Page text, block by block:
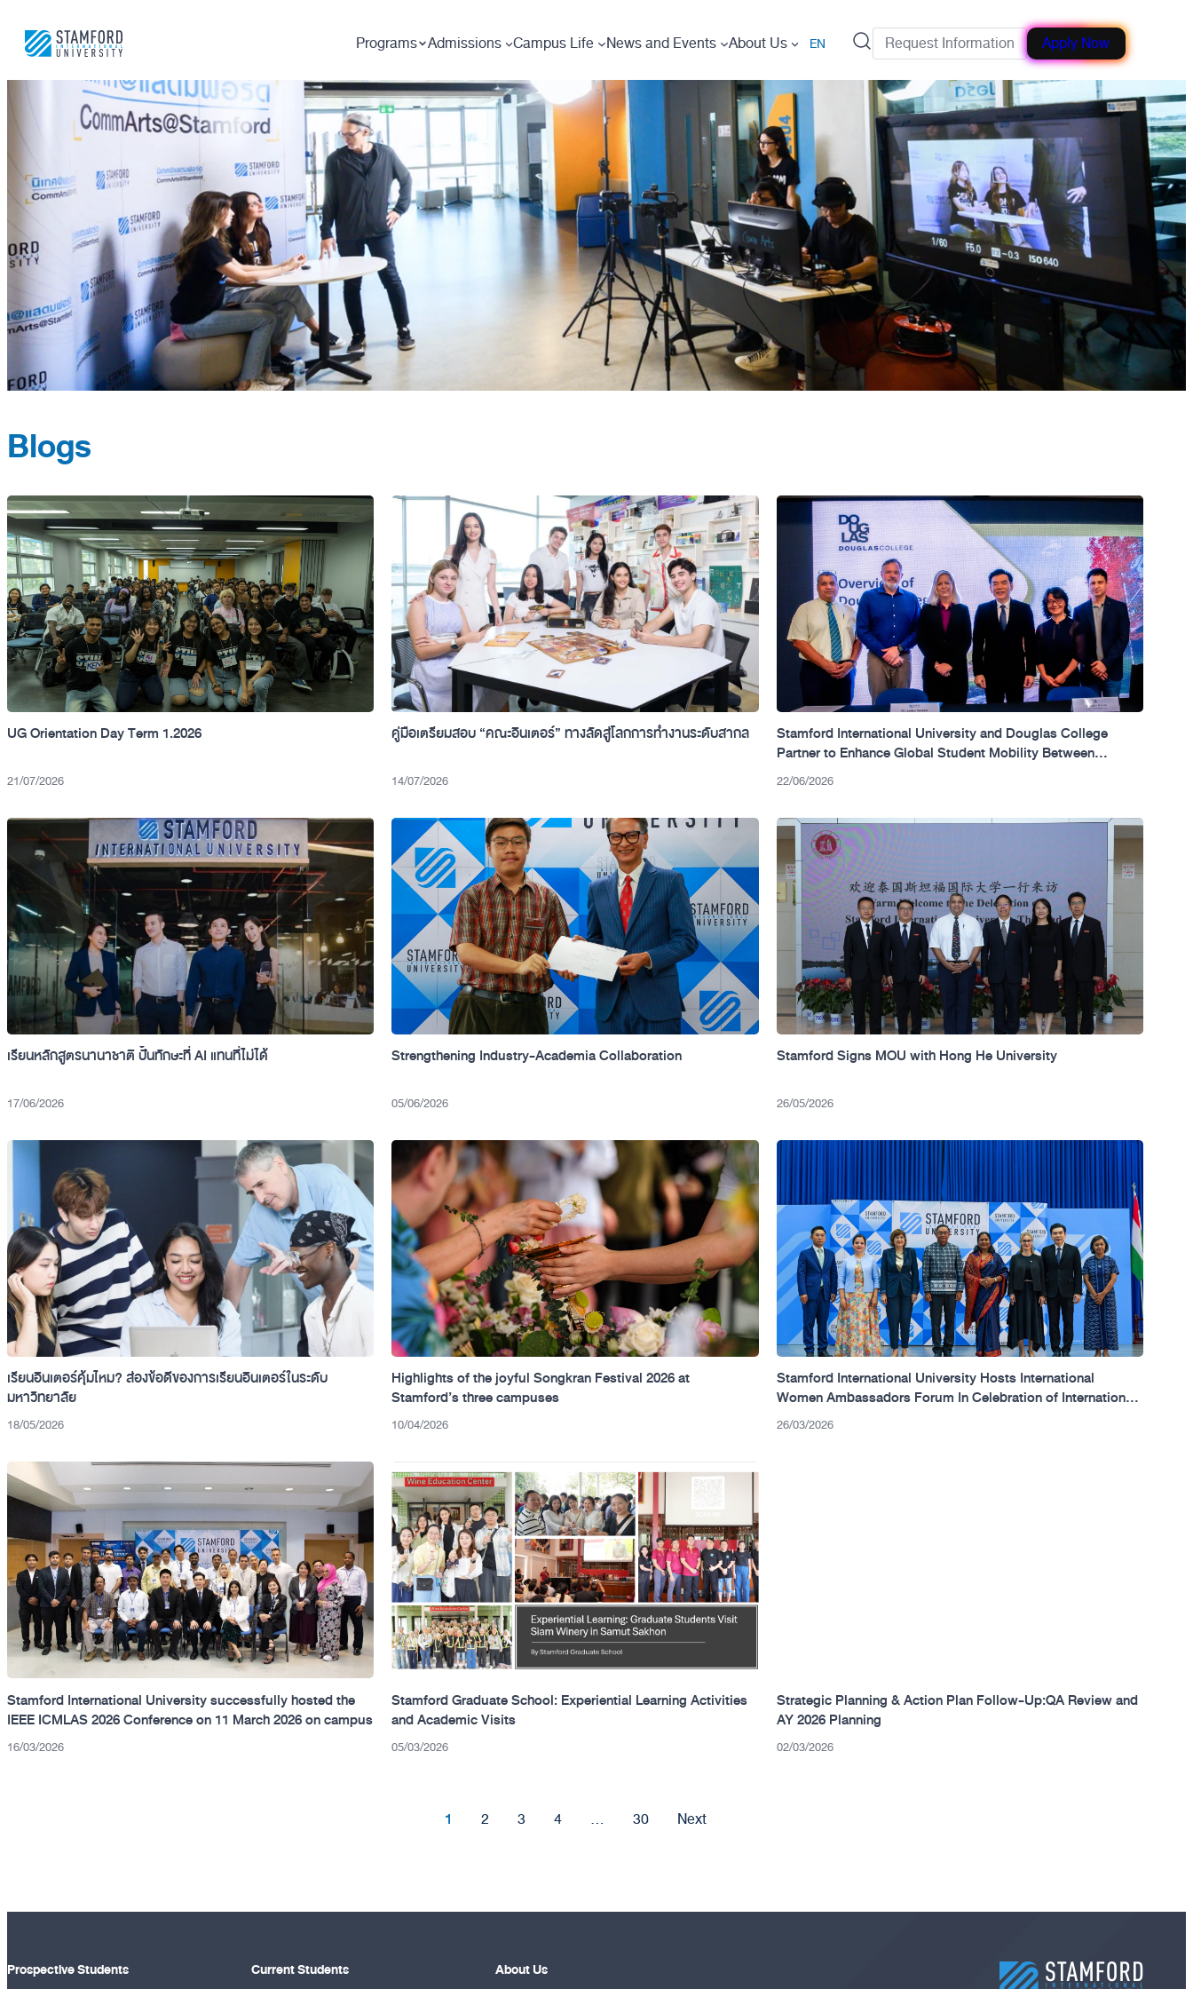
Programs Admissions Campus Life News and Events About Us EN Request Information Apply Now
Blogs
UG Orientation Day Term 1.2026
21/07/2026
คู่มือเตรียมสอบ “คณะอินเตอร์” ทางลัดสู่โลกการทำงานระดับสากล
14/07/2026
Stamford International University and Douglas College
Partner to Enhance Global Student Mobility Between
Thailand and Canada.
22/06/2026
เรียนหลักสูตรนานาชาติ ปั้นทักษะที่ AI แทนที่ไม่ได้
17/06/2026
Strengthening Industry-Academia Collaboration
05/06/2026
Stamford Signs MOU with Hong He University
26/05/2026
เรียนอินเตอร์คุ้มไหม? ส่องข้อดีของการเรียนอินเตอร์ในระดับ
มหาวิทยาลัย
18/05/2026
Highlights of the joyful Songkran Festival 2026 at
Stamford’s three campuses
10/04/2026
Stamford International University Hosts International
Women Ambassadors Forum In Celebration of International
Women’s Day 2026
26/03/2026
Stamford International University successfully hosted the
IEEE ICMLAS 2026 Conference on 11 March 2026 on campus
16/03/2026
Stamford Graduate School: Experiential Learning Activities
and Academic Visits
05/03/2026
Strategic Planning & Action Plan Follow-Up:QA Review and
AY 2026 Planning
02/03/2026
1 2 3 4 … 30 Next
Prospective Students Current Students About Us